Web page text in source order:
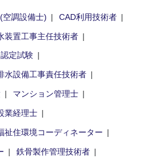
空調設備士)
CAD利用技術者
装置工事主任技術者
定試験
水設備工事責任技術者
マンション管理士
業経理士
祉住環境コーディネーター
鉄骨製作管理技術者